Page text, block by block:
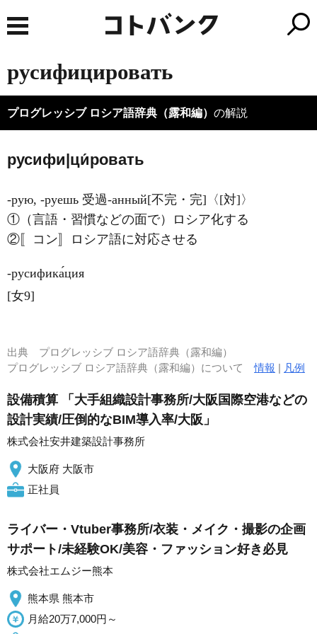
русифицировать
プログレッシブ ロシア語辞典（露和編） の解説
русифи|ци́ровать
-рую, -руешь 受過-анный[不完・完]〈[対]〉
①（言語・習慣などの面で）ロシア化する
②〚コン〛ロシア語に対応させる
‐русифика́ция
[女9]
出典 プログレッシブ ロシア語辞典（露和編）
プログレッシブ ロシア語辞典（露和編）について情報 | 凡例
設備積算 「大手組織設計事務所/大阪国際空港などの
設計実績/圧倒的なBIM導入率/大阪」
株式会社安井建築設計事務所
大阪府 大阪市
正社員
ライバー・Vtuber事務所/衣装・メイク・撮影の企画
サポート/未経験OK/美容・ファッション好き必見
株式会社エムジー熊本
熊本県 熊本市
月給20万7,000円～